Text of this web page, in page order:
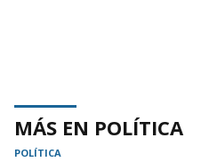
MÁS EN POLÍTICA
POLÍTICA